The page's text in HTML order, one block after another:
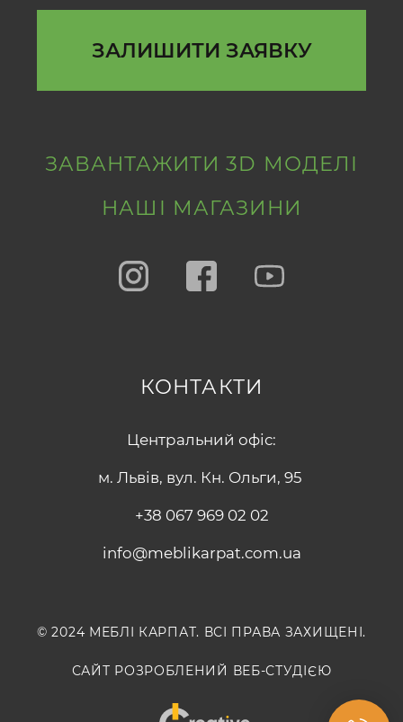
КОНТАКТИ
Центральний офіс:
м. Львів, вул. Кн. Ольги, 95
+38 067 969 02 02
info@meblikarpat.com.ua
ЗАВАНТАЖИТИ 3D МОДЕЛІ
НАШІ МАГАЗИНИ
ЗАЛИШИТИ ЗАЯВКУ
© 2024 МЕБЛІ КАРПАТ. ВСІ ПРАВА ЗАХИЩЕНІ.
САЙТ РОЗРОБЛЕНИЙ ВЕБ-СТУДІЄЮ